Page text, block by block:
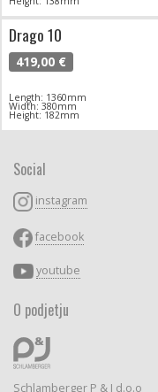
Drago 10
419,00 €
Length: 1360mm
Width: 380mm
Height: 182mm
Social
instagram
facebook
youtube
O podjetju
Schlamberger P & J d.o.o